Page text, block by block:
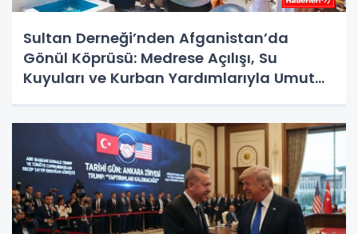
Sultan Derneği’nden Afganistan’da
Gönül Köprüsü: Medrese Açılışı, Su
Kuyuları ve Kurban Yardımlarıyla Umut